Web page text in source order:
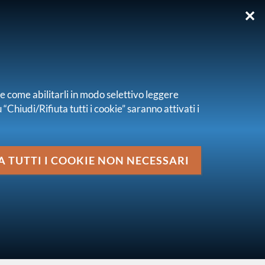
✕
come abilitarli in modo selettivo leggere
Rifiuta tutti i cookie” saranno attivati i
I COOKIE NON NECESSARI